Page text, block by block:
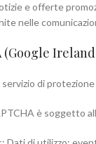
e offerte
nelle
(Google
di
è soggetto